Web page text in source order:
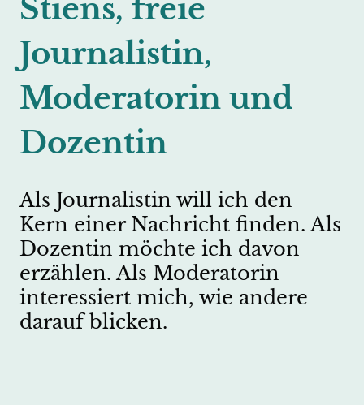
Stiens, freie
Journalistin,
Moderatorin und
Dozentin
Als Journalistin will ich den
Kern einer Nachricht finden. Als
Dozentin möchte ich davon
erzählen. Als Moderatorin
interessiert mich, wie andere
darauf blicken.